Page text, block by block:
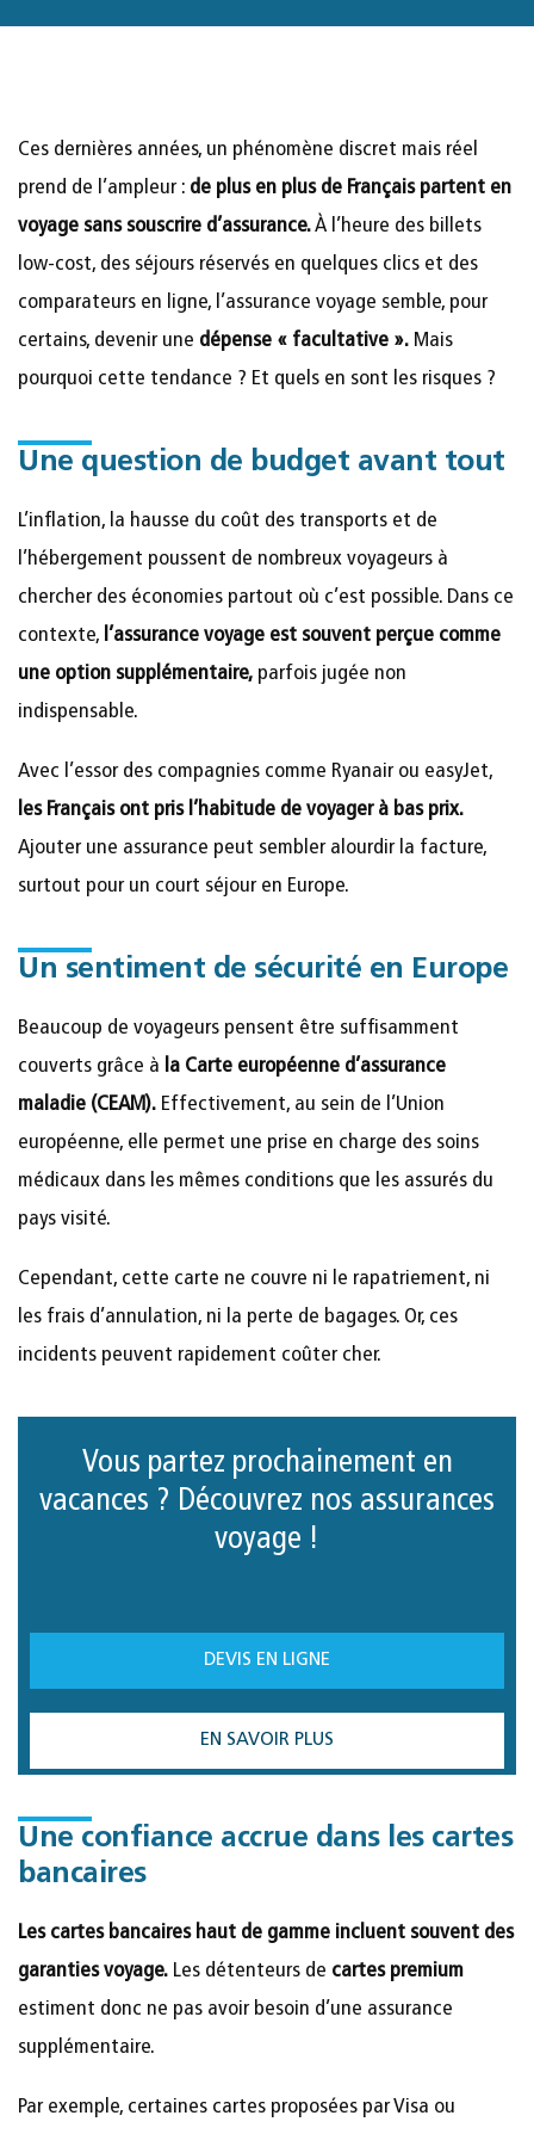
Ces dernières années, un phénomène discret mais réel
prend de l’ampleur : de plus en plus de Français partent en
voyage sans souscrire d’assurance.À l’heure des billets
low-cost, des séjours réservés en quelques clics et des
comparateurs en ligne, l’assurance voyage semble, pour
certains, devenir une dépense « facultative ». Mais
pourquoi cette tendance ? Et quels en sont les risques ?
Une question de budget avant tout
L’inflation, la hausse du coût des transports et de
l’hébergement poussent de nombreux voyageurs à
chercher des économies partout où c’est possible. Dans ce
contexte, l’assurance voyage est souvent perçue comme
une option supplémentaire, parfois jugée non
indispensable.
Avec l’essor des compagnies comme Ryanair ou easyJet,
les Français ont pris l’habitude de voyager à bas prix.
Ajouter une assurance peut sembler alourdir la facture,
surtout pour un court séjour en Europe.
Un sentiment de sécurité en Europe
Beaucoup de voyageurs pensent être suffisamment
couverts grâce à la Carte européenne d’assurance
maladie (CEAM). Effectivement, au sein de l’Union
européenne, elle permet une prise en charge des soins
médicaux dans les mêmes conditions que les assurés du
pays visité.
Cependant, cette carte ne couvre ni le rapatriement, ni
les frais d’annulation, ni la perte de bagages. Or, ces
incidents peuvent rapidement coûter cher.
Vous partez prochainement en
vacances ? Découvrez nos assurances
voyage !
DEVIS EN LIGNE
EN SAVOIR PLUS
Une confiance accrue dans les cartes
bancaires
Les cartes bancaires haut de gamme incluent souvent des
garanties voyage. Les détenteurs de cartes premium
estiment donc ne pas avoir besoin d’une assurance
supplémentaire.
Par exemple, certaines cartes proposées par Visa ou